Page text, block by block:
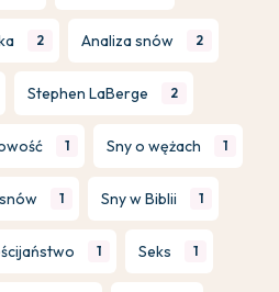
2 Analiza snów 2
Stephen LaBerge 2
1 Sny o wężach 1
1 Sny w Biblii 1
1 Seks 1